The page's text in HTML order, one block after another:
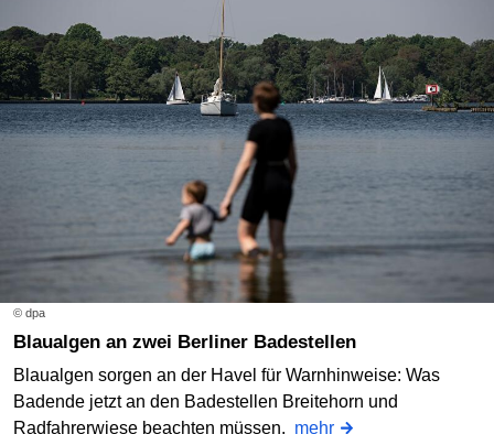
© dpa
Blaualgen an zwei Berliner Badestellen
Blaualgen sorgen an der Havel für Warnhinweise: Was
Badende jetzt an den Badestellen Breitehorn und
Radfahrerwiese beachten müssen. mehr